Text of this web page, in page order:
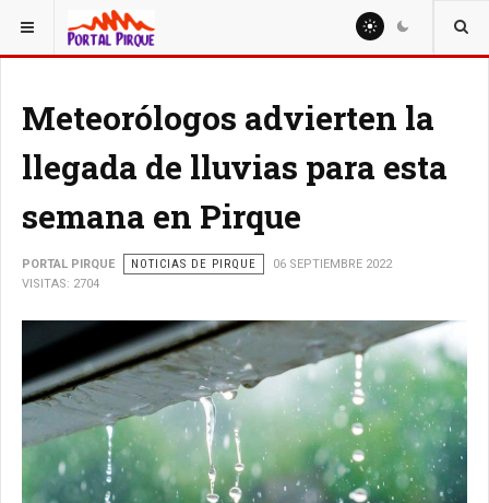
ESTÁ AQUÍ: NOTICIAS
Meteorólogos advierten la
llegada de lluvias para esta
semana en Pirque
PORTAL PIRQUE NOTICIAS DE PIRQUE
06 SEPTIEMBRE 2022
VISITAS: 2704